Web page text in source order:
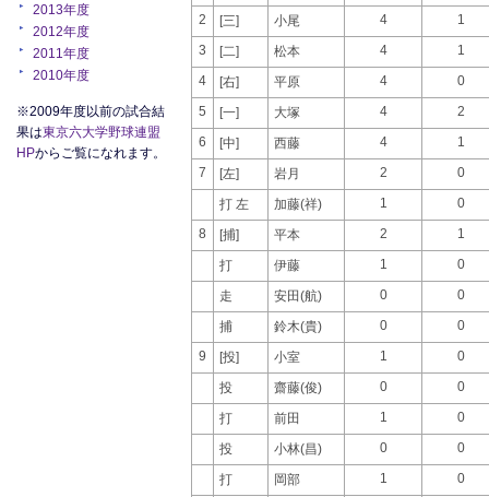
2013年度
2012年度
2011年度
2010年度
※2009年度以前の試合結
果は東京六大学野球連盟
HPからご覧になれます。
2
[三] 小尾 4
1
3
[二] 松本 4
1
4
[右] 平原 4
0
5
[一] 大塚 4
2
6
[中] 西藤 4
1
7
[左] 岩月 2 0
打 左 加藤(祥) 1
0
8
[捕] 平本 2 1
打 伊藤 1 0
走 安田(航) 0 0
捕 鈴木(貴) 0
0
9
[投] 小室 1 0
投 齋藤(俊) 0 0
打 前田 1 0
投 小林(昌) 0 0
打 岡部 1 0